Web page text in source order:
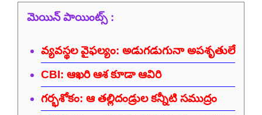
మెయిన్ పాయింట్స్ :
వ్యవస్థల వైఫల్యం: అడుగడుగునా అపశృతులే
CBI: ఆఖరి ఆశ కూడా ఆవిరి
గర్భశోకం: ఆ తల్లిదండ్రుల కన్నీటి సముద్రం